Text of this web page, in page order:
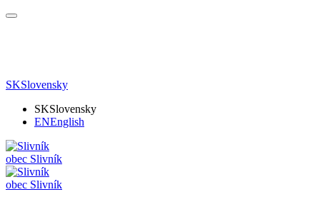
SKSlovensky
SKSlovensky
ENEnglish
obec Slivník
obec Slivník